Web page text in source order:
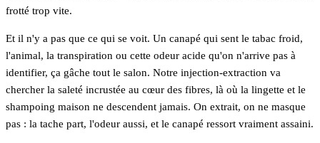
frotté trop vite.
Et il n'y a pas que ce qui se voit. Un canapé qui sent le tabac froid,
l'animal, la transpiration ou cette odeur acide qu'on n'arrive pas à
identifier, ça gâche tout le salon. Notre injection-extraction va
chercher la saleté incrustée au cœur des fibres, là où la lingette et le
shampoing maison ne descendent jamais. On extrait, on ne masque
pas : la tache part, l'odeur aussi, et le canapé ressort vraiment assaini.